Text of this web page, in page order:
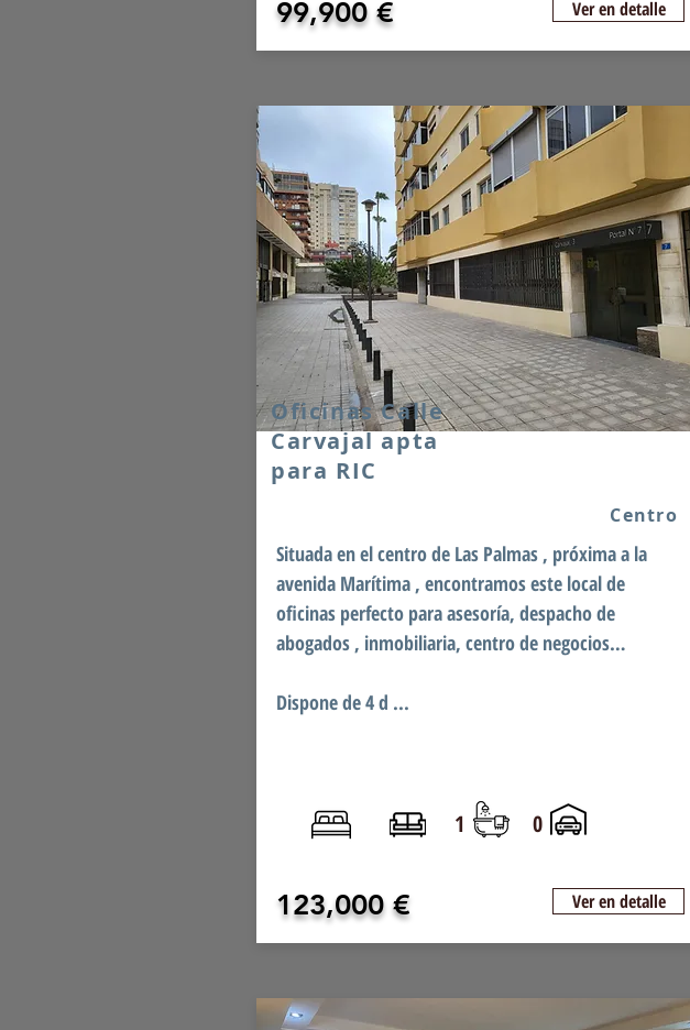
99,900 € Ver en detalle
Oficinas Calle
Carvajal apta
para RIC
Centro
Situada en el centro de Las Palmas , próxima a la
avenida Marítima , encontramos este local de
oficinas perfecto para asesoría, despacho de
abogados , inmobiliaria, centro de negocios…
Dispone de 4 d ...
1 0
123,000 € Ver en detalle